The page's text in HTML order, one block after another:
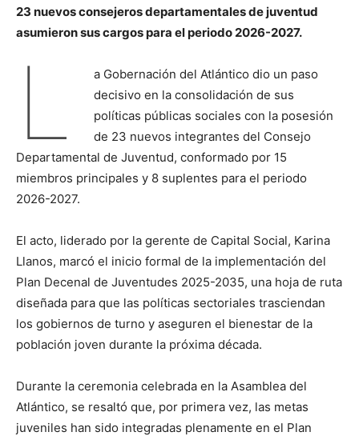
23 nuevos consejeros departamentales de juventud
asumieron sus cargos para el periodo 2026-2027.
L
a Gobernación del Atlántico dio un paso
decisivo en la consolidación de sus
políticas públicas sociales con la posesión
de 23 nuevos integrantes del Consejo
Departamental de Juventud, conformado por 15
miembros principales y 8 suplentes para el periodo
2026-2027.
El acto, liderado por la gerente de Capital Social, Karina
Llanos, marcó el inicio formal de la implementación del
Plan Decenal de Juventudes 2025-2035, una hoja de ruta
diseñada para que las políticas sectoriales trasciendan
los gobiernos de turno y aseguren el bienestar de la
población joven durante la próxima década.
Durante la ceremonia celebrada en la Asamblea del
Atlántico, se resaltó que, por primera vez, las metas
juveniles han sido integradas plenamente en el Plan